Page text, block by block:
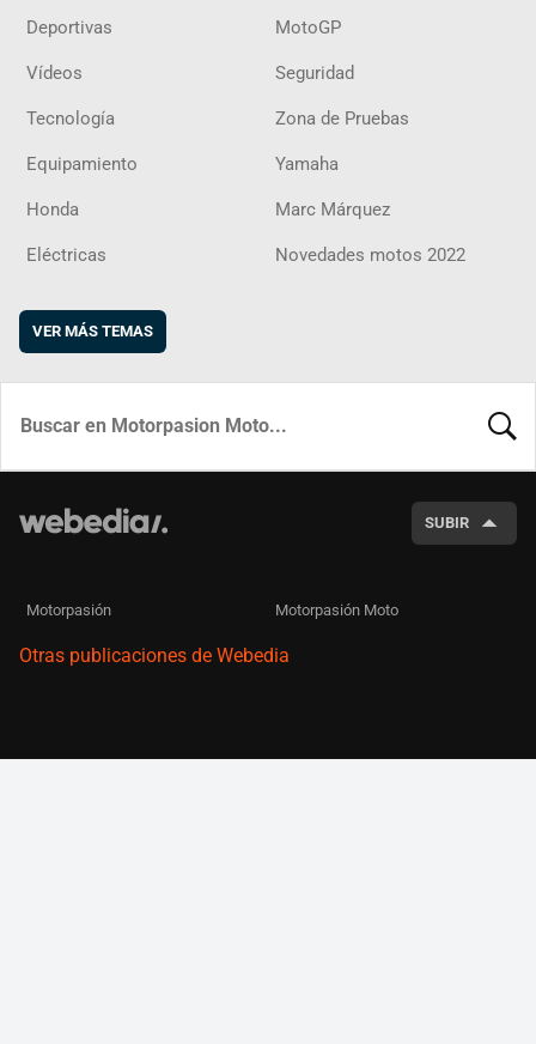
Deportivas MotoGP
Vídeos Seguridad
Tecnología Zona de Pruebas
Equipamiento Yamaha
Honda Marc Márquez
Eléctricas Novedades motos 2022
VER MÁS TEMAS
SUBIR
Motorpasión Motorpasión Moto
Otras publicaciones de Webedia